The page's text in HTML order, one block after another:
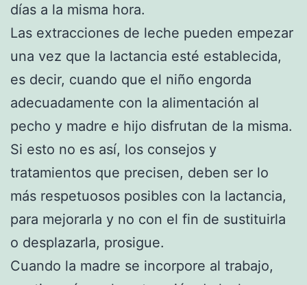
días a la misma hora.
Las extracciones de leche pueden empezar
una vez que la lactancia esté establecida,
es decir, cuando que el niño engorda
adecuadamente con la alimentación al
pecho y madre e hijo disfrutan de la misma.
Si esto no es así, los consejos y
tratamientos que precisen, deben ser lo
más respetuosos posibles con la lactancia,
para mejorarla y no con el fin de sustituirla
o desplazarla, prosigue.
Cuando la madre se incorpore al trabajo,